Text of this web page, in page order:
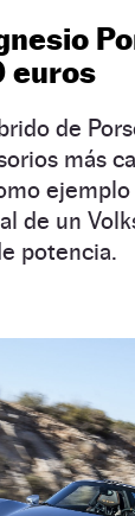
euros
de
más
de un
potencia.